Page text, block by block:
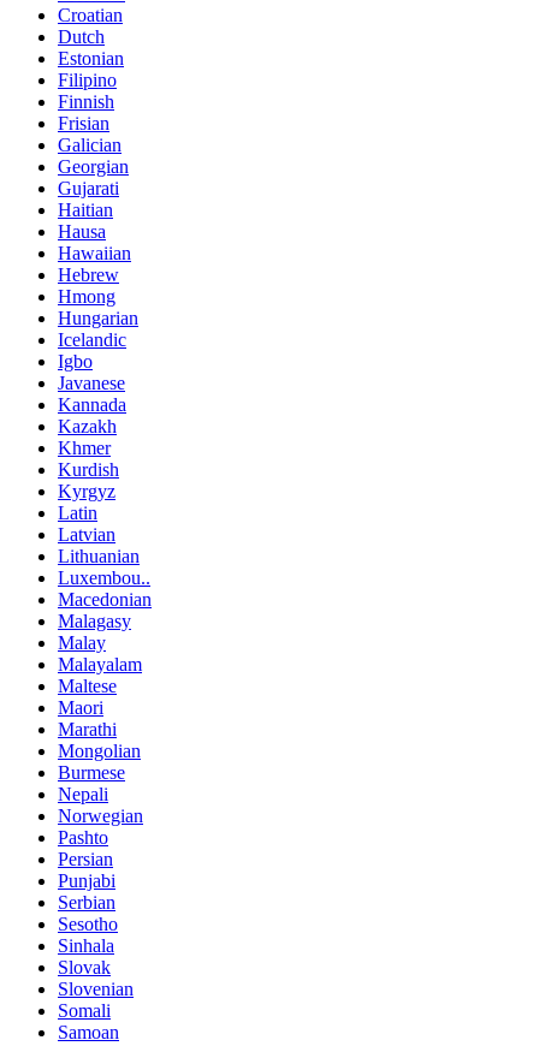
Croatian
Dutch
Estonian
Filipino
Finnish
Frisian
Galician
Georgian
Gujarati
Haitian
Hausa
Hawaiian
Hebrew
Hmong
Hungarian
Icelandic
Igbo
Javanese
Kannada
Kazakh
Khmer
Kurdish
Kyrgyz
Latin
Latvian
Lithuanian
Luxembou..
Macedonian
Malagasy
Malay
Malayalam
Maltese
Maori
Marathi
Mongolian
Burmese
Nepali
Norwegian
Pashto
Persian
Punjabi
Serbian
Sesotho
Sinhala
Slovak
Slovenian
Somali
Samoan